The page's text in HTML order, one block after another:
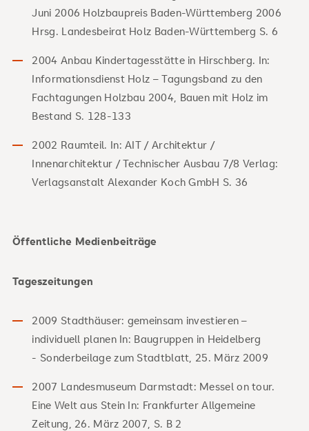
Juni 2006 Holzbaupreis Baden-Württemberg 2006
Hrsg. Landesbeirat Holz Baden-Württemberg S. 6
2004 Anbau Kindertagesstätte in Hirschberg. In:
Informationsdienst Holz – Tagungsband zu den
Fachtagungen Holzbau 2004, Bauen mit Holz im
Bestand S. 128-133
2002 Raumteil. In: AIT / Architektur /
Innenarchitektur / Technischer Ausbau 7/8 Verlag:
Verlagsanstalt Alexander Koch GmbH S. 36
Öffentliche Medienbeiträge
Tageszeitungen
2009 Stadthäuser: gemeinsam investieren –
individuell planen In: Baugruppen in Heidelberg
- Sonderbeilage zum Stadtblatt, 25. März 2009
2007 Landesmuseum Darmstadt: Messel on tour.
Eine Welt aus Stein In: Frankfurter Allgemeine
Zeitung, 26. März 2007, S. B 2